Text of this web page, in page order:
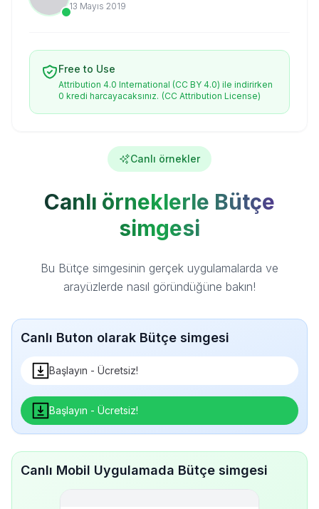
13 Mayıs 2019
Free to Use
Attribution 4.0 International (CC BY 4.0) ile indirirken
0 kredi harcayacaksınız. (CC Attribution License)
Canlı örnekler
Canlı örneklerle Bütçe
simgesi
Bu Bütçe simgesinin gerçek uygulamalarda ve
arayüzlerde nasıl göründüğüne bakın!
Canlı Buton olarak Bütçe simgesi
Başlayın - Ücretsiz!
Başlayın - Ücretsiz!
Canlı Mobil Uygulamada Bütçe simgesi